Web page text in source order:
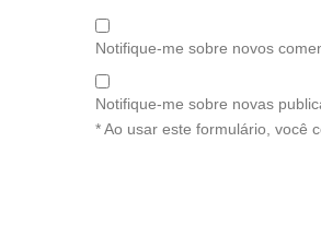
Notifique-me sobre novos
Notifique-me sobre novas
* Ao usar este formulário, você